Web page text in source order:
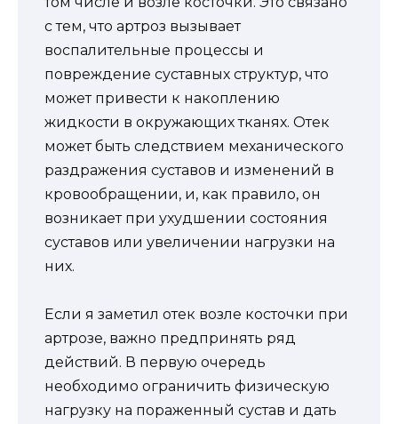
с тем, что артроз вызывает
воспалительные процессы и
повреждение суставных структур, что
может привести к накоплению
жидкости в окружающих тканях. Отек
может быть следствием механического
раздражения суставов и изменений в
кровообращении, и, как правило, он
возникает при ухудшении состояния
суставов или увеличении нагрузки на
них.
Если я заметил отек возле косточки при
артрозе, важно предпринять ряд
действий. В первую очередь
необходимо ограничить физическую
нагрузку на пораженный сустав и дать